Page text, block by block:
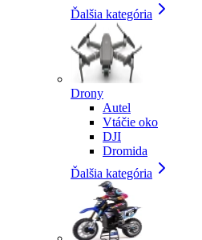
Ďalšia kategória
Drony
Autel
Vtáčie oko
DJI
Dromida
Ďalšia kategória